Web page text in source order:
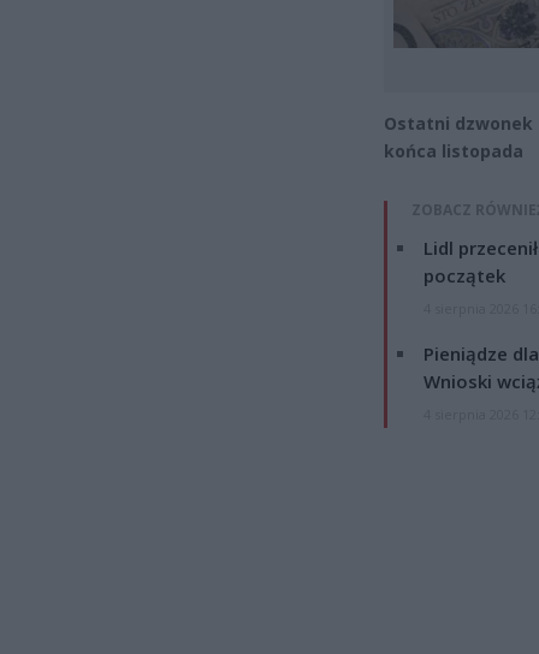
Ostatni dzwonek
końca listopada
ZOBACZ
Lidl
początek
Pieniądze
Wnioski